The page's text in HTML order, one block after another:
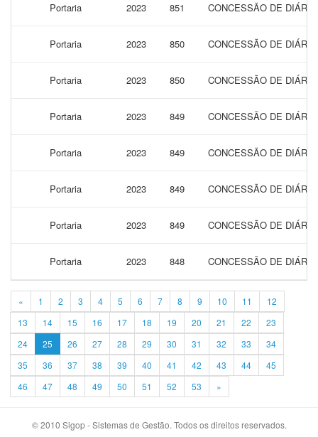
Portaria 2023 851 CONCESSÃO DE
Portaria 2023 850 CONCESSÃO DE
Portaria 2023 850 CONCESSÃO DE
Portaria 2023 849 CONCESSÃO DE
Portaria 2023 849 CONCESSÃO DE
Portaria 2023 849 CONCESSÃO DE
Portaria 2023 849 CONCESSÃO DE
Portaria 2023 848 CONCESSÃO DE
« 1 2 3 4 5 6 7 8 9 10 11
12
13
14 15 16 17 18 19 20 21 22
23
24
25 26 27 28 29 30 31 32 33
34
35
36 37 38 39 40 41 42 43 44
45
46
47 48 49 50 51 52 53 »
© 2010 Sigop - Sistemas de Gestão. Todos os direitos reservados.